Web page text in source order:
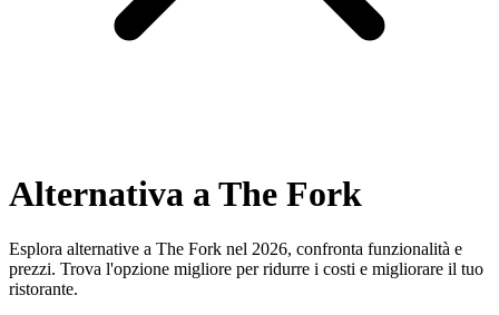
Alternativa a The Fork
Esplora alternative a The Fork nel 2026, confronta funzionalità e
prezzi. Trova l'opzione migliore per ridurre i costi e migliorare il tuo
ristorante.